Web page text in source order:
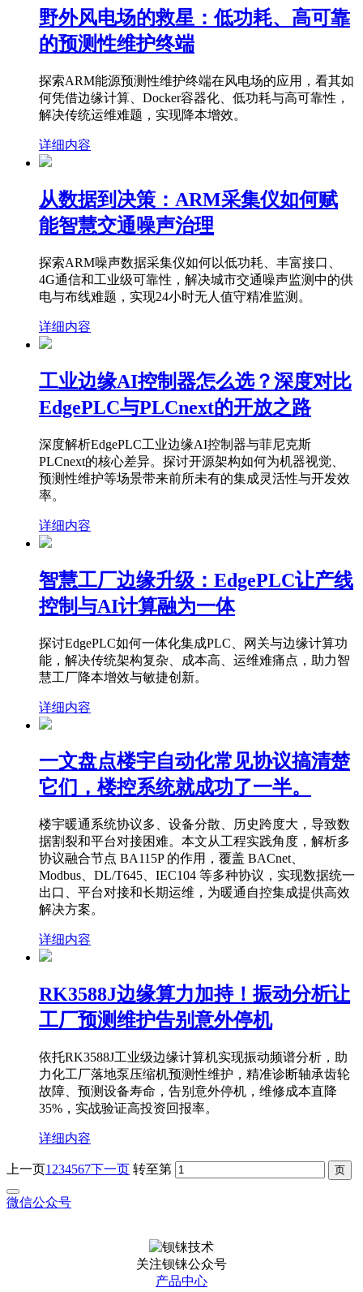
野外风电场的救星：低功耗、高可靠
的预测性维护终端
探索ARM能源预测性维护终端在风电场的应用，看其如
何凭借边缘计算、Docker容器化、低功耗与高可靠性，
解决传统运维难题，实现降本增效。
详细内容
从数据到决策：ARM采集仪如何赋
能智慧交通噪声治理
探索ARM噪声数据采集仪如何以低功耗、丰富接口、
4G通信和工业级可靠性，解决城市交通噪声监测中的供
电与布线难题，实现24小时无人值守精准监测。
详细内容
工业边缘AI控制器怎么选？深度对比
EdgePLC与PLCnext的开放之路
深度解析EdgePLC工业边缘AI控制器与菲尼克斯
PLCnext的核心差异。探讨开源架构如何为机器视觉、
预测性维护等场景带来前所未有的集成灵活性与开发效
率。
详细内容
智慧工厂边缘升级：EdgePLC让产线
控制与AI计算融为一体
探讨EdgePLC如何一体化集成PLC、网关与边缘计算功
能，解决传统架构复杂、成本高、运维难痛点，助力智
慧工厂降本增效与敏捷创新。
详细内容
一文盘点楼宇自动化常见协议搞清楚
它们，楼控系统就成功了一半。
楼宇暖通系统协议多、设备分散、历史跨度大，导致数
据割裂和平台对接困难。本文从工程实践角度，解析多
协议融合节点 BA115P 的作用，覆盖 BACnet、
Modbus、DL/T645、IEC104 等多种协议，实现数据统一
出口、平台对接和长期运维，为暖通自控集成提供高效
解决方案。
详细内容
RK3588J边缘算力加持！振动分析让
工厂预测维护告别意外停机
依托RK3588J工业级边缘计算机实现振动频谱分析，助
力化工厂落地泵压缩机预测性维护，精准诊断轴承齿轮
故障、预测设备寿命，告别意外停机，维修成本直降
35%，实战验证高投资回报率。
详细内容
上一页1 234567下一页 转至第
微信公众号
关注钡铼公众号
产品中心